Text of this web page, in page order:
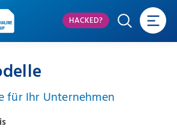
HACKED?
für Ihr Unternehmen